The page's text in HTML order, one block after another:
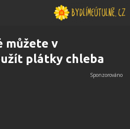
můžete v
plátky chleba